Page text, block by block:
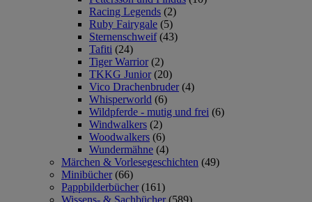
Racing Legends (2)
Ruby Fairygale (5)
Sternenschweif (43)
Tafiti (24)
Tiger Warrior (2)
TKKG Junior (20)
Vico Drachenbruder (4)
Whisperworld (6)
Wildpferde - mutig und frei (6)
Windwalkers (2)
Woodwalkers (6)
Wundermähne (4)
Märchen & Vorlesegeschichten (49)
Minibücher (66)
Pappbilderbücher (161)
Wissens- & Sachbücher (589)